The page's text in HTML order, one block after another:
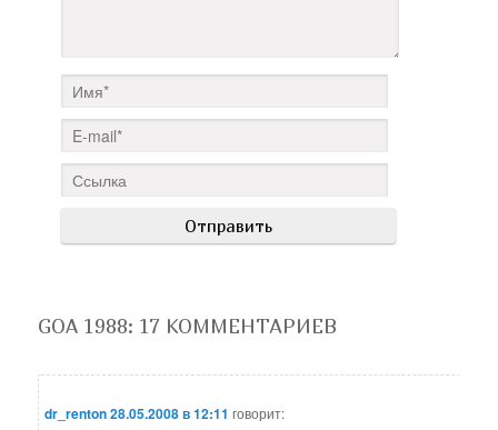
GOA 1988: 17 КОММЕНТАРИЕВ
dr_renton28.05.2008 в 12:11 говорит: